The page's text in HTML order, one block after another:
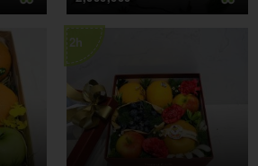
2h